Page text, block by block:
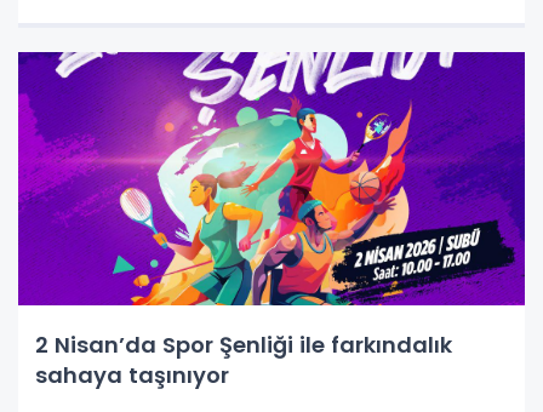
2 Nisan’da Spor Şenliği ile farkındalık
sahaya taşınıyor